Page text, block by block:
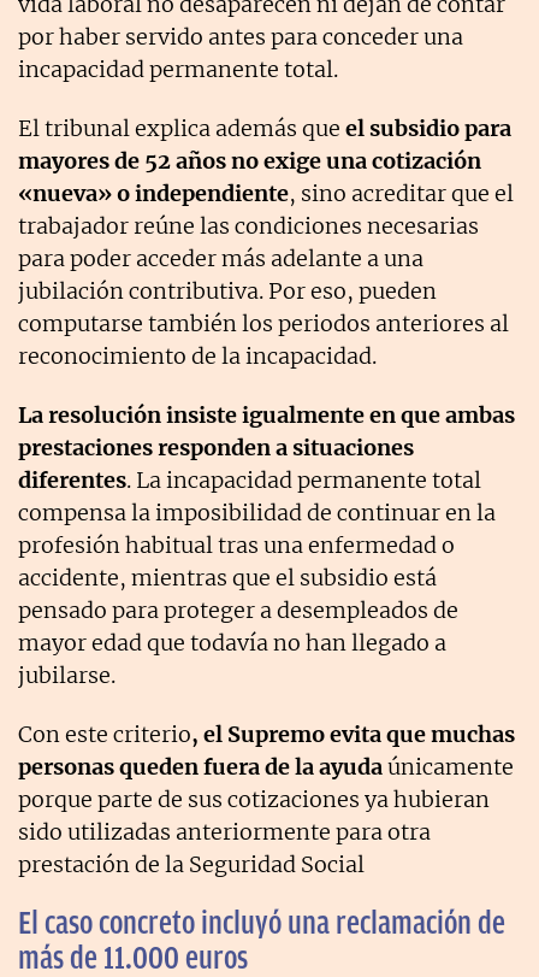
por haber servido antes para conceder una
incapacidad permanente total.
El tribunal explica además que el subsidio para
mayores de 52 años no exige una cotización
«nueva» o independiente, sino acreditar que el
trabajador reúne las condiciones necesarias
para poder acceder más adelante a una
jubilación contributiva. Por eso, pueden
computarse también los periodos anteriores al
reconocimiento de la incapacidad.
La resolución insiste igualmente en que ambas
prestaciones responden a situaciones
diferentes. La incapacidad permanente total
compensa la imposibilidad de continuar en la
profesión habitual tras una enfermedad o
accidente, mientras que el subsidio está
pensado para proteger a desempleados de
mayor edad que todavía no han llegado a
jubilarse.
Con este criterio, el Supremo evita que muchas
personas queden fuera de la ayudaúnicamente
porque parte de sus cotizaciones ya hubieran
sido utilizadas anteriormente para otra
prestación de la Seguridad Social
El caso concreto incluyó una reclamación de
más de 11.000 euros